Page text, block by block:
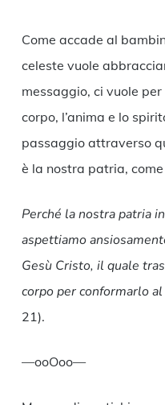
Come accade al
celeste vuole
messaggio, ci vuole
corpo, l’anima e lo
passaggio attraverso
è la nostra patria,
Perché la nostra patria
aspettiamo
Gesù Cristo, il quale
corpo per conformarlo
21).
—ooOoo—